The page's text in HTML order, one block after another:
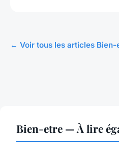
← Voir tous les articles Bien-
Bien-etre — À lire